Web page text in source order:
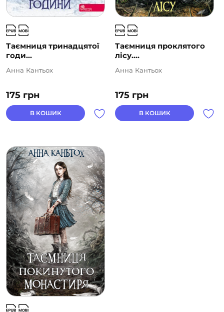
Таємниця тринадцятої
годи...
175 грн
Анна Кантьох
В КОШИК
Таємниця проклятого
лісу....
175 грн
Анна Кантьох
В КОШИК